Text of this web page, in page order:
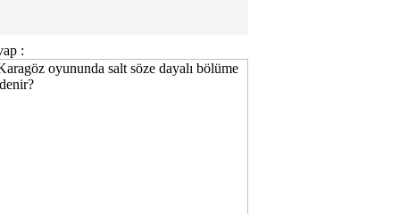
: